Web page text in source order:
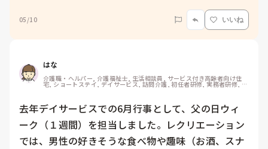
05/10 いいね
はな
介護職・ヘルパー, 介護福祉士, 生活相談員, サービス付き高齢者向け住
宅, ショートステイ, デイサービス, 訪問介護, 初任者研修, 実務者研修, ユ
ニット型特養
去年デイサービスでの6月行事として、父の日ウィ
ーク（１週間）を担当しました。レクリエーション
では、男性の好きそうな食べ物や趣味（お酒、スナ